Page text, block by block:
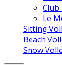
Club
Le
Sitting
Beach
Snow